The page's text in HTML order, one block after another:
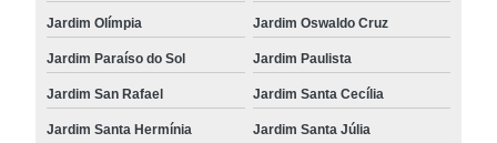
Jardim Olímpia Jardim Oswaldo Cruz
Jardim Paraíso do Sol Jardim Paulista
Jardim San Rafael Jardim Santa Cecília
Jardim Santa Hermínia Jardim Santa Júlia